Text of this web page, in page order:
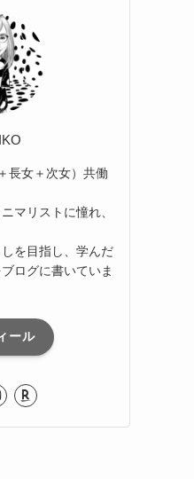
長女＋次女）共働
マリストに憧れ、
を目指し、学んだ
ログに書いていま
ール